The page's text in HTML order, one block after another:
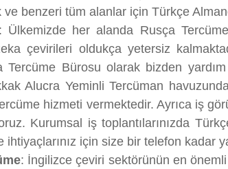
ve benzeri tüm alanlar için Türkçe
: Ülkemizde her alanda Rusça
çevirileri oldukça yetersiz
Tercüme Bürosu olarak bizden
Alucra Yeminli Tercüman
hizmeti vermektedir. Ayrıca iş
Kurumsal iş toplantılarınızda
için size bir telefon kadar
: İngilizce çeviri sektörünün en